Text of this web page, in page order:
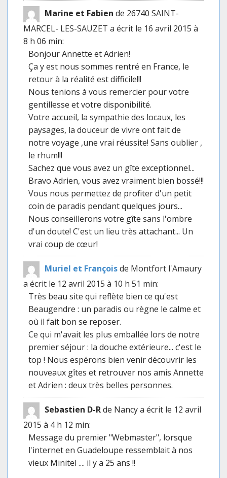
Marine et Fabien de 26740 SAINT-
MARCEL- LES-SAUZET a écrit le 16 avril 2015 à
8 h 06 min:
Bonjour Annette et Adrien!
Ça y est nous sommes rentré en France, le
retour à la réalité est difficile!!!
Nous tenions à vous remercier pour votre
gentillesse et votre disponibilité.
Votre accueil, la sympathie des locaux, les
paysages, la douceur de vivre ont fait de
notre voyage ,une vrai réussite! Sans oublier ,
le rhum!!!
Sachez que vous avez un gîte exceptionnel...
Bravo Adrien, vous avez vraiment bien bossé!!!
Vous nous permettez de profiter d'un petit
coin de paradis pendant quelques jours...
Nous conseillerons votre gîte sans l'ombre
d'un doute! C'est un lieu très attachant... Un
vrai coup de cœur!
Muriel et Françoisde Montfort l'Amaury
a écrit le 12 avril 2015 à 10 h 51 min:
Très beau site qui reflète bien ce qu'est
Beaugendre : un paradis ou règne le calme et
où il fait bon se reposer.
Ce qui m'avait les plus emballée lors de notre
premier séjour : la douche extérieure... c'est le
top ! Nous espérons bien venir découvrir les
nouveaux gîtes et retrouver nos amis Annette
et Adrien : deux très belles personnes.
Sebastien D-Rde Nancya écrit le 12 avril
2015 à 4 h 12 min:
Message du premier "Webmaster", lorsque
l'internet en Guadeloupe ressemblait à nos
vieux Minitel .... il y a 25 ans !!